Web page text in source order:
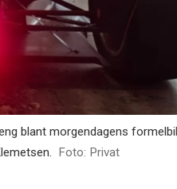
blant morgendagens
Foto: Privat